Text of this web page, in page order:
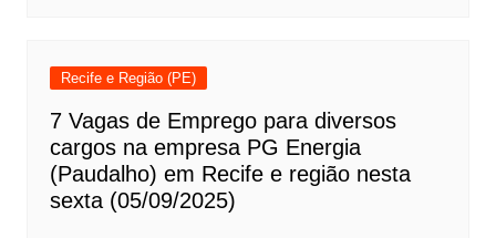
Recife e Região (PE)
7 Vagas de Emprego para diversos
cargos na empresa PG Energia
(Paudalho) em Recife e região nesta
sexta (05/09/2025)